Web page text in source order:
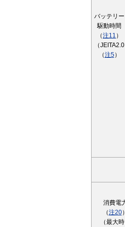
バッテリー
駆動時間
（注11 ）
（JEITA2.0
（注5）
消費電
（注20）
（最大時